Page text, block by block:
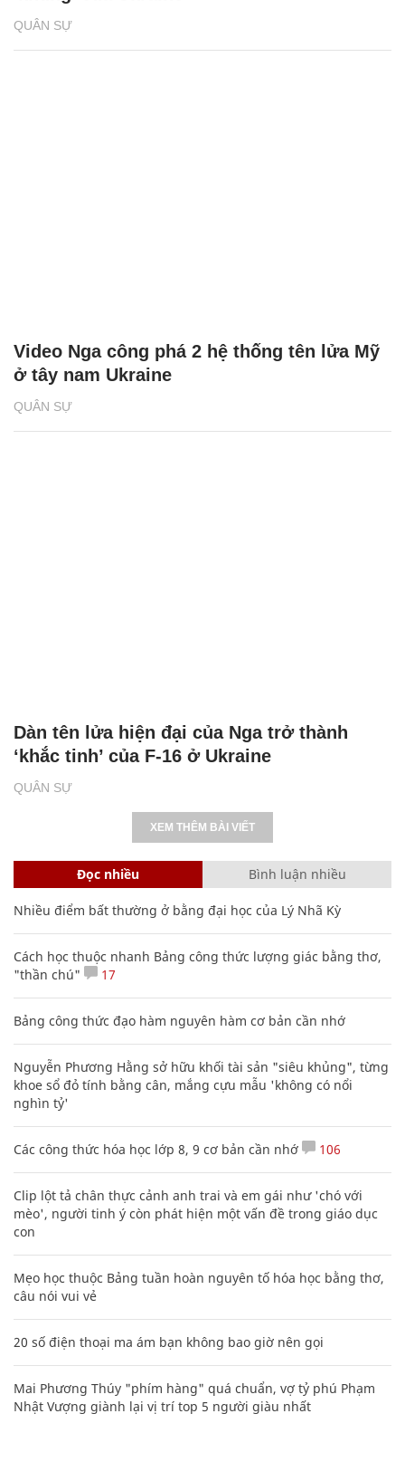
QUÂN SỰ
QUÂN SỰ
Video Nga công phá 2 hệ thống tên lửa Mỹ
ở tây nam Ukraine
QUÂN SỰ
Dàn tên lửa hiện đại của Nga trở thành
‘khắc tinh’ của F-16 ở Ukraine
XEM THÊM BÀI VIẾT
Đọc nhiều Bình luận nhiều
Nhiều điểm bất thường ở bằng đại học của Lý Nhã Kỳ
Cách học thuộc nhanh Bảng công thức lượng giác bằng thơ,
"thần chú"
17
Bảng công thức đạo hàm nguyên hàm cơ bản cần nhớ
Nguyễn Phương Hằng sở hữu khối tài sản "siêu khủng", từng
khoe sổ đỏ tính bằng cân, mắng cựu mẫu 'không có nổi
nghìn tỷ'
Các công thức hóa học lớp 8, 9 cơ bản cần nhớ 106
Clip lột tả chân thực cảnh anh trai và em gái như 'chó với
mèo', người tinh ý còn phát hiện một vấn đề trong giáo dục
con
Mẹo học thuộc Bảng tuần hoàn nguyên tố hóa học bằng thơ,
câu nói vui vẻ
20 số điện thoại ma ám bạn không bao giờ nên gọi
Mai Phương Thúy "phím hàng" quá chuẩn, vợ tỷ phú Phạm
Nhật Vượng giành lại vị trí top 5 người giàu nhất